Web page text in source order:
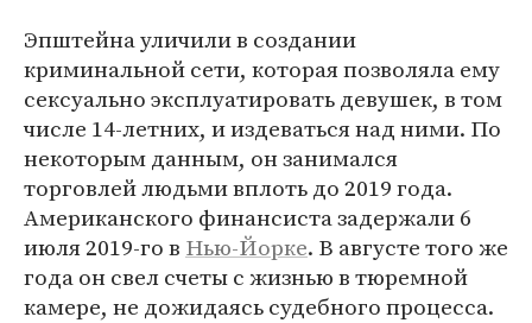
Эпштейна уличили в создании
криминальной сети, которая позволяла ему
сексуально эксплуатировать девушек, в том
числе 14-летних, и издеваться над ними. По
некоторым данным, он занимался
торговлей людьми вплоть до 2019 года.
Американского финансиста задержали 6
июля 2019-го в Нью-Йорке. В августе того же
года он свел счеты с жизнью в тюремной
камере, не дожидаясь судебного процесса.